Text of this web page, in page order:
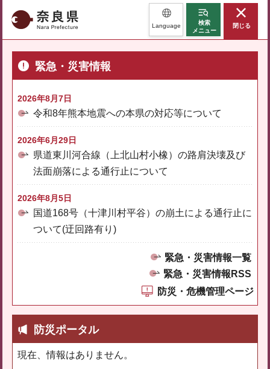
奈良県 Language
検索
メニュー
閉じる
緊急・災害情報
2026年8月7日
令和8年熊本地震への本県の対応等について
2026年6月29日
県道東川河合線（上北山村小橡）の路肩決壊及び
法面崩落による通行止について
2026年8月5日
国道168号（十津川村平谷）の崩土による通行止に
ついて(迂回路有り)
緊急・災害情報一覧
緊急・災害情報RSS
防災・危機管理ページ
防災ポータル
現在、情報はありません。